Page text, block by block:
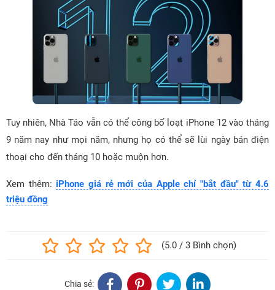
Tuy nhiên, Nhà Táo vẫn có thể công bố loạt iPhone 12 vào tháng
9 năm nay như mọi năm, nhưng họ có thể sẽ lùi ngày bán điện
thoại cho đến tháng 10 hoặc muộn hơn.
Xem thêm: iPhone giá rẻ mới của Apple chỉ "bắt đầu" từ 4.6
triệu đồng
(5.0 / 3 Bình chọn)
Chia sẻ: